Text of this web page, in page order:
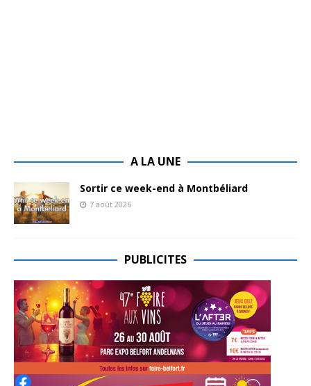
A LA UNE
Sortir ce week-end à Montbéliard
7 août 2026
PUBLICITES